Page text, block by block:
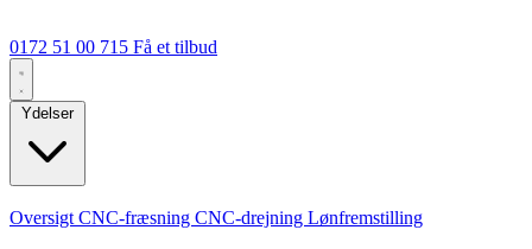
0172 51 00 715 Få et tilbud
Ydelser
Oversigt CNC-fræsning CNC-drejning Lønfremstilling